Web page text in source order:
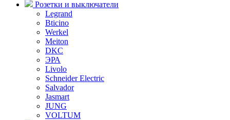
Розетки и выключатели
Legrand
Bticino
Werkel
Meiton
DKC
ЭРА
Livolo
Schneider Electric
Salvador
Jasmart
JUNG
VOLTUM